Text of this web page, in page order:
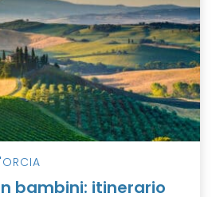
bambini: itinerario